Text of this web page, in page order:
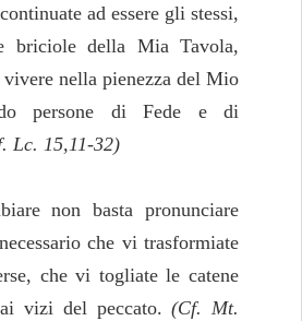
ad essere gli stessi,
briciole della Mia Tavola,
vivere nella pienezza del Mio
persone di Fede e di
Lc. 15,11-32)
non basta pronunciare
che vi trasformiate
che vi togliate le catene
vizi del peccato.(Cf. Mt.